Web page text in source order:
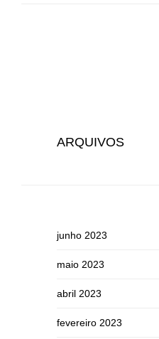
ARQUIVOS
junho 2023
maio 2023
abril 2023
fevereiro 2023